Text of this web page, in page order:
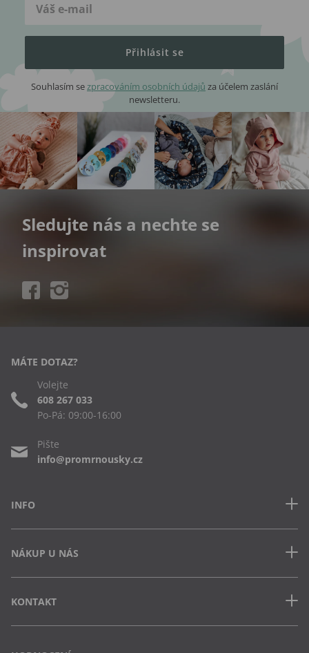
Přihlásit se
Souhlasím se zpracováním osobních údajů za účelem zaslání
newsletteru.
Sledujte nás a nechte se
inspirovat
INFO
Často kladené dotazy
Obchodní podmínky
Ochrana osobních údajů
NÁKUP U NÁS
Jak uplatnit slevový kód
Vrácení zboží a výměna
Osobní odběr na pobočce
KONTAKT
Vejvarovo nábřeží 199
MÁTE DOTAZ?
Volejte
608 267 033
Po-Pá: 09:00-16:00
Pište
info@promrnousky.cz